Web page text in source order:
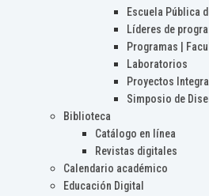
Escuela Pública
Líderes de
Programas |
Laboratorios
Proyectos
Simposio de
Biblioteca
Catálogo en línea
Revistas digitales
Calendario académico
Educación Digital